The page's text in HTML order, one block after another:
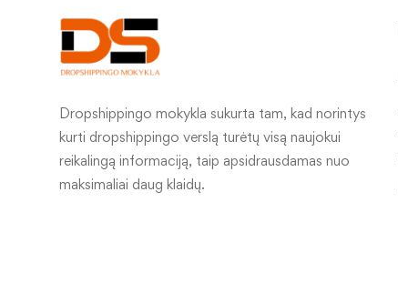
Dropshippingo mokykla sukurta tam, kad norintys
kurti dropshippingo verslą turėtų visą naujokui
reikalingą informaciją, taip apsidrausdamas nuo
maksimaliai daug klaidų.